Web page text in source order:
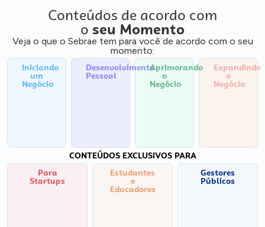
Conteúdos de acordo com
o seu Momento
Veja o que o Sebrae tem para você de acordo com o seu
momento:
Iniciando
um
Negócio
Desenvolvimento
Pessoal
Aprimorando
o
Negócio
Expandindo
o
Negócio
CONTEÚDOS EXCLUSIVOS PARA
Para
Startups
Estudantes
e
Educadores
Gestores
Públicos